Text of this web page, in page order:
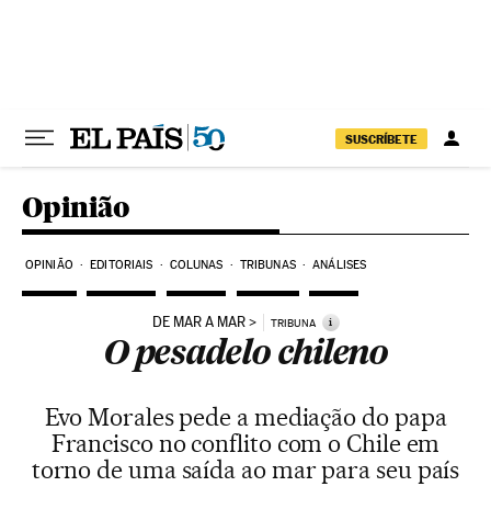
SUSCRÍBETE
Opinião
OPINIÃO EDITORIAIS COLUNAS TRIBUNAS ANÁLISES
DE MAR A MAR TRIBUNA i
O pesadelo chileno
Evo Morales pede a mediação do papa
Francisco no conflito com o Chile em
torno de uma saída ao mar para seu país